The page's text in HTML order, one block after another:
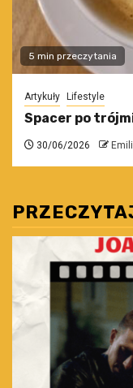
5 min przeczytania
Artykuły Lifestyle
Spacer po
30/06/2026